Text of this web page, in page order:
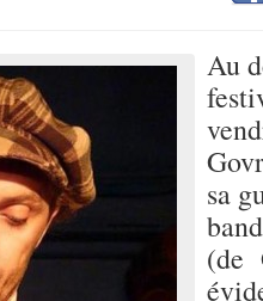
Au
sa
(de